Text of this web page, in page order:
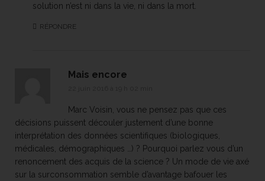
solution n’est ni dans la vie, ni dans la mort.
RÉPONDRE
Mais encore
Marc Voisin, vous ne pensez pas que ces
décisions puissent découler justement d’une bonne
interprétation des données scientifiques (biologiques,
médicales, démographiques …) ? Pourquoi parlez vous d’un
renoncement des acquis de la science ? Un mode de vie axé
sur la surconsommation semble d’avantage bafouer les